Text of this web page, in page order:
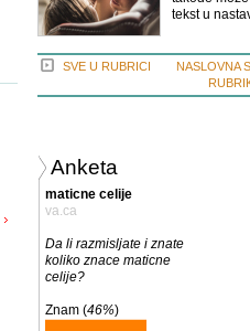
tekst u
SVE U RUBRICI
NASLOVNA
Anketa
maticne celije
va.ca
Da li razmisljate i znate
koliko znace maticne
celije?
Znam (46%)